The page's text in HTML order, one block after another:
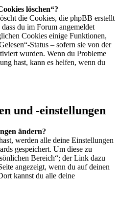
löschen“?
die Cookies, die phpBB erstellt
du im Forum angemeldet
Cookies einige Funktionen,
Status – sofern sie von der
wurden. Wenn du Probleme
hast, kann es helfen, wenn du
und -einstellungen
ändern?
werden alle deine Einstellungen
gespeichert. Um diese zu
Bereich“; der Link dazu
angezeigt, wenn du auf deinen
kannst du alle deine